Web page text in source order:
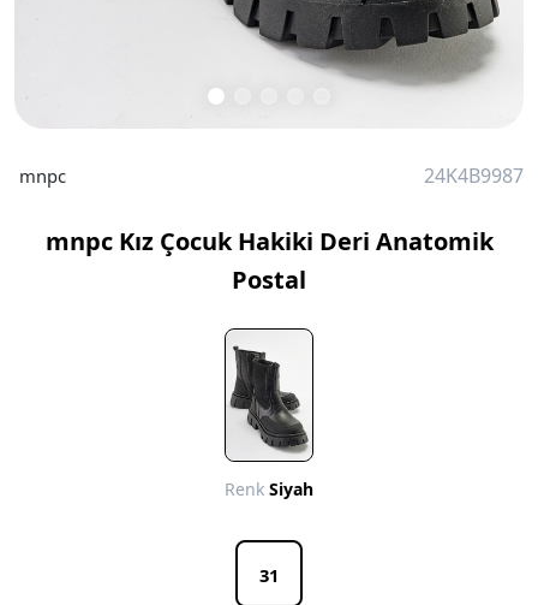
mnpc 24K4B9987
mnpc Kız Çocuk Hakiki Deri Anatomik
Postal
Renk Siyah
31